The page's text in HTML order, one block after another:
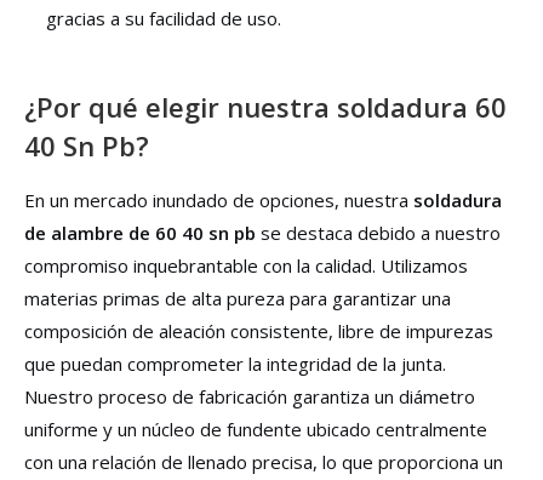
gracias a su facilidad de uso.
¿Por qué elegir nuestra soldadura 60
40 Sn Pb?
En un mercado inundado de opciones, nuestra soldadura
de alambre de 60 40 sn pb se destaca debido a nuestro
compromiso inquebrantable con la calidad. Utilizamos
materias primas de alta pureza para garantizar una
composición de aleación consistente, libre de impurezas
que puedan comprometer la integridad de la junta.
Nuestro proceso de fabricación garantiza un diámetro
uniforme y un núcleo de fundente ubicado centralmente
con una relación de llenado precisa, lo que proporciona un